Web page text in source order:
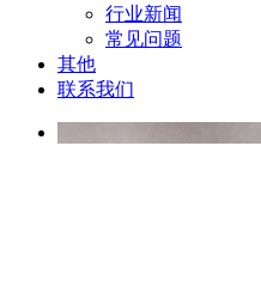
行业新闻
常见问题
其他
联系我们